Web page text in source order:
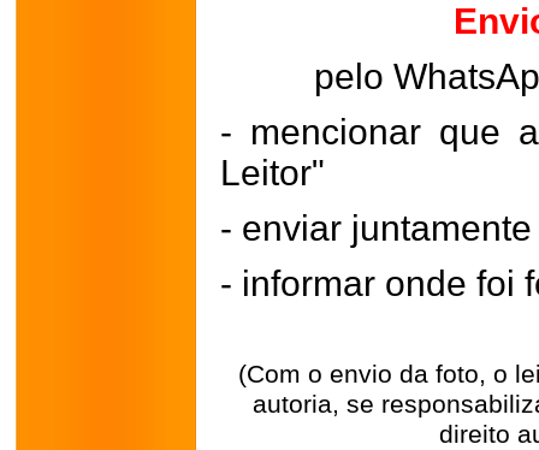
pelo
- mencionar que
Leitor"
- enviar
- informar onde foi
(Com o envio da foto, o
autoria, se
direito